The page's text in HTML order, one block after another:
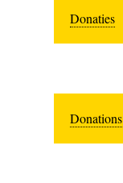
Donaties
Donations